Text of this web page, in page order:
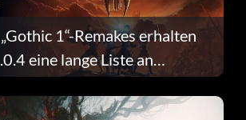
1“-Remakes erhalten
eine lange Liste an